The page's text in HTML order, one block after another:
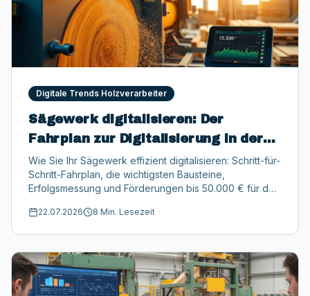
Digitale Trends Holzverarbeiter
Sägewerk digitalisieren: Der
Fahrplan zur Digitalisierung in der
Holzindustrie
Wie Sie Ihr Sägewerk effizient digitalisieren: Schritt-für-
Schritt-Fahrplan, die wichtigsten Bausteine,
Erfolgsmessung und Förderungen bis 50.000 € für den
22.07.2026 8 Min. Lesezeit